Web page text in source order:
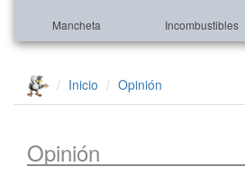
Mancheta Incombustibles
Inicio Opinión
Opinión